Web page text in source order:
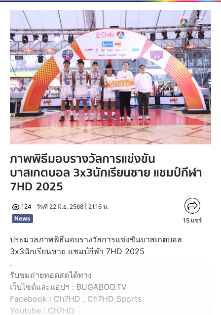
ภาพพิธีมอบรางวัลการแข่งขัน
บาสเกตบอล 3x3นักเรียนชาย แชมป์กีฬา
7HD 2025
124
วันที่ 22 มิ.ย. 2568 | 21.16 น.
News
15 แชร์
ประมวลภาพพิธีมอบรางวัลการแข่งขันบาสเกตบอล
3x3นักเรียนชาย แชมป์กีฬา 7HD 2025
.
รับชมถ่ายทอดสดได้ทาง
เว็บไซต์และแอปฯ : BUGABOO.TV
Facebook : Ch7HD , Ch7HD Sports
Youtube : Ch7HD